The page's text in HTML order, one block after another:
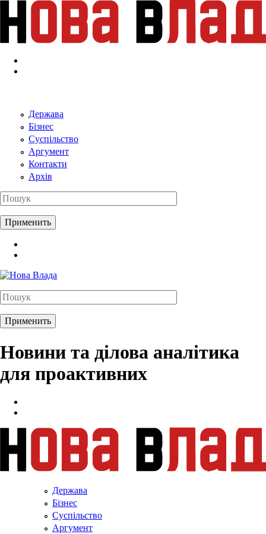
Перейти к основному содержанию
Держава
Бізнес
Суспільство
Аргумент
Контакти
Архів
Новини та ділова аналітика
для проактивних
Держава
Бізнес
Суспільство
Аргумент